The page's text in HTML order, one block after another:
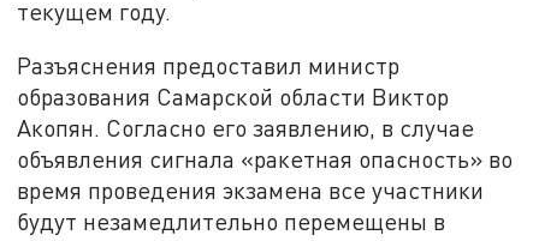
текущем году.
Разъяснения предоставил министр
образования Самарской области Виктор
Акопян. Согласно его заявлению, в случае
объявления сигнала «ракетная опасность» во
время проведения экзамена все участники
будут незамедлительно перемещены в